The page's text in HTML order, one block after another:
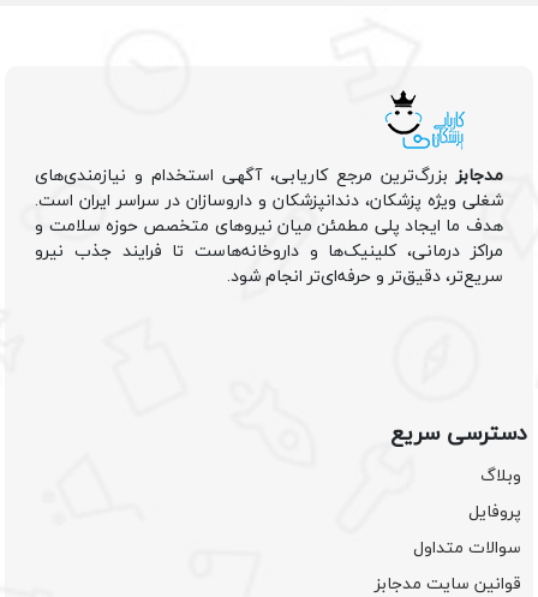
مدجابزبزرگ‌ترین مرجع کاریابی، آگهی استخدام و نیازمندی‌های
شغلی ویژه پزشکان، دندانپزشکان و داروسازان در سراسر ایران است.
هدف ما ایجاد پلی مطمئن میان نیروهای متخصص حوزه سلامت و
مراکز درمانی، کلینیک‌ها و داروخانه‌هاست تا فرایند جذب نیرو
سریع‌تر، دقیق‌تر و حرفه‌ای‌تر انجام شود.
دسترسی سریع
وبلاگ
پروفایل
سوالات متداول
قوانین سایت مدجابز